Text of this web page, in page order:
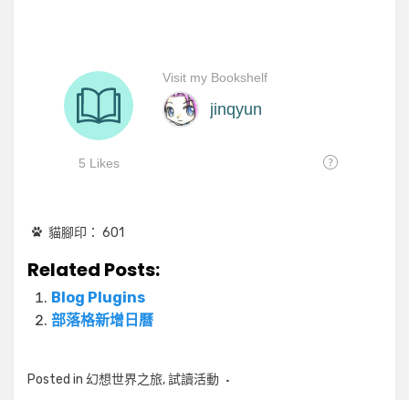
貓腳印： 601
Related Posts:
Blog Plugins
部落格新增日曆
Posted in 幻想世界之旅,試讀活動